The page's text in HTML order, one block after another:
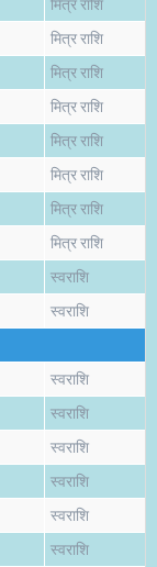
मित्र राशि
मित्र राशि
मित्र राशि
मित्र राशि
मित्र राशि
मित्र राशि
मित्र राशि
मित्र राशि
स्वराशि
स्वराशि
स्वराशि
स्वराशि
स्वराशि
स्वराशि
स्वराशि
स्वराशि